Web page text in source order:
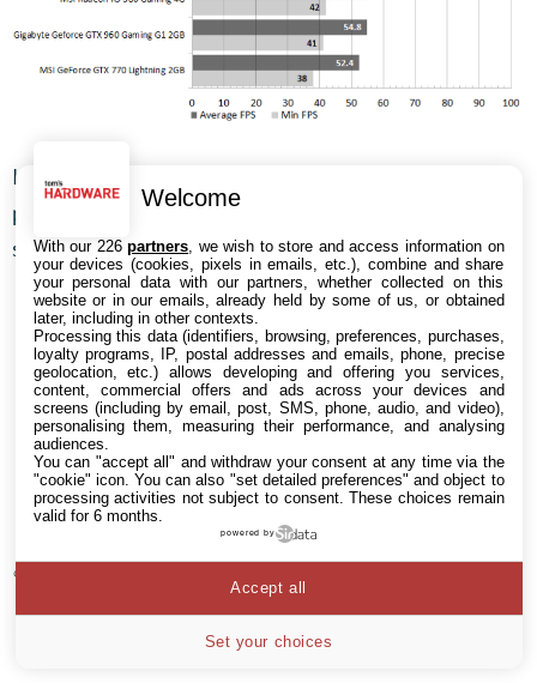
Idem pour GTA V, où les GeForce dominent sans
partage. Mais le plus étonnant, c’est que la GTX 970
surpasse la GTX 1060 3 Go !
Welcome
With our 226partners , we wish to store and access information on
your devices (cookies, pixels in emails, etc.), combine and share
your personal data with our partners, whether collected on this
website or in our emails, already held by some of us, or obtained
later, including in other contexts.
Processing this data (identifiers, browsing, preferences, purchases,
loyalty programs, IP, postal addresses and emails, phone, precise
geolocation, etc.) allows developing and offering you services,
content, commercial offers and ads across your devices and
screens (including by email, post, SMS, phone, audio, and video),
personalising them, measuring their performance, and analysing
audiences.
You can "accept all" and withdraw your consent at any time via the
"cookie" icon. You can also "set detailed preferences" and object to
processing activities not subject to consent. These choices remain
valid for 6 months.
powered by
Set your choices
Accept all